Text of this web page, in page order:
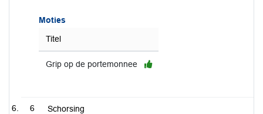
Moties
Titel
Grip op de portemonnee
6 Schorsing